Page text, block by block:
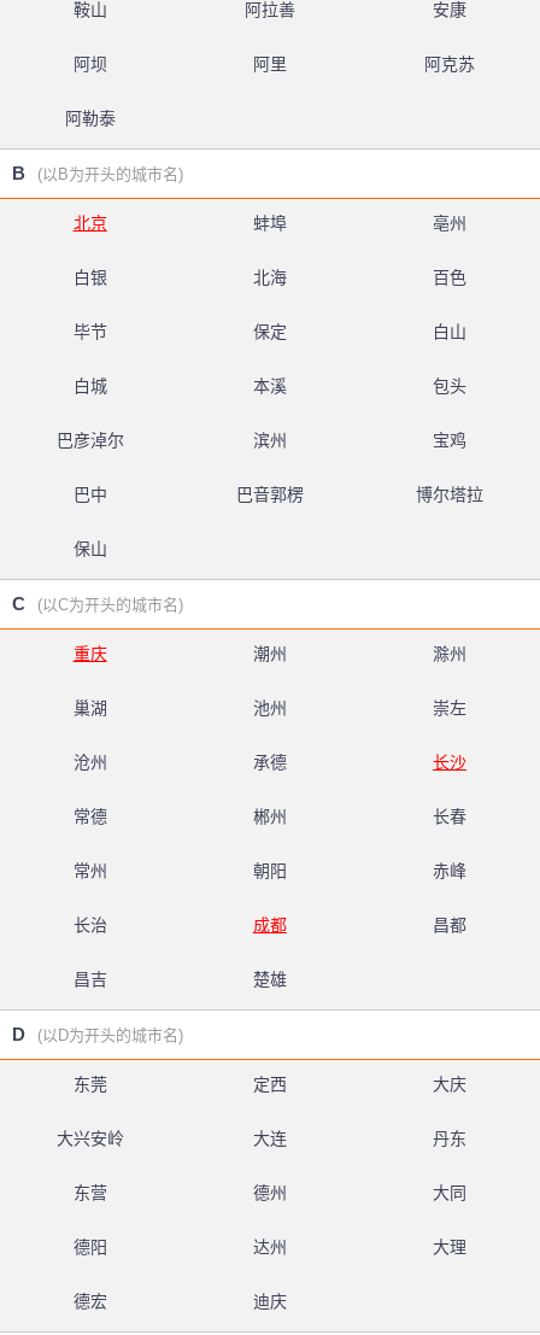
鞍山 阿拉善 安康
阿坝 阿里 阿克苏
阿勒泰
B (以B为开头的城市名)
北京 蚌埠 亳州
白银 北海 百色
毕节 保定 白山
白城 本溪 包头
巴彦淖尔 滨州 宝鸡
巴中 巴音郭楞 博尔塔拉
保山
C (以C为开头的城市名)
重庆 潮州 滁州
巢湖 池州 崇左
沧州 承德 长沙
常德 郴州 长春
常州 朝阳 赤峰
长治 成都 昌都
昌吉 楚雄
D (以D为开头的城市名)
东莞 定西 大庆
大兴安岭 大连 丹东
东营 德州 大同
德阳 达州 大理
德宏 迪庆